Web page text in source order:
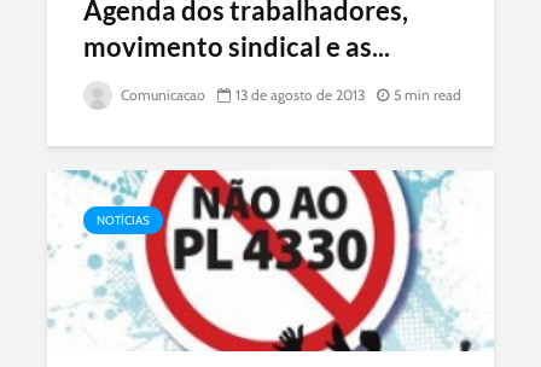
Agenda dos trabalhadores,
movimento sindical e as...
Comunicacao 13 de agosto de 2013 5 min read
NOTÍCIAS